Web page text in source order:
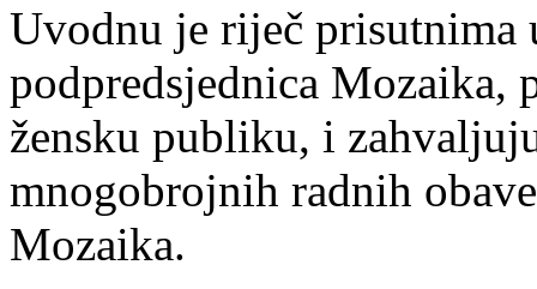
Uvodnu je riječ
podpredsjednica Mozaika,
žensku publiku, i
mnogobrojnih radnih
Mozaika.